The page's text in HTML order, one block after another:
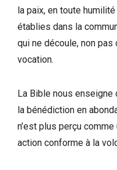
la paix, en toute
établies dans la
qui ne découle, non pas
vocation.
La Bible nous
la bénédiction en
n’est plus perçu
action conforme à la